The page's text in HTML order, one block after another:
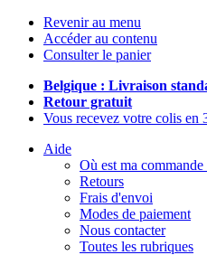
Revenir au menu
Accéder au contenu
Consulter le panier
Belgique : Livraison
Retour gratuit
Vous recevez votre colis en
Aide
Où est ma commande
Retours
Frais d'envoi
Modes de paiement
Nous contacter
Toutes les rubriques